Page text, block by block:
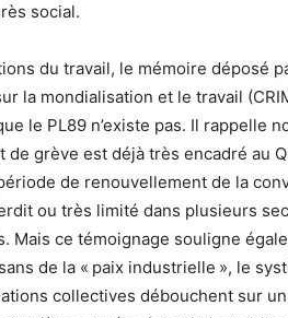
social.
du travail, le mémoire déposé
la mondialisation et le travail
le PL89 n’existe pas. Il rappelle
grève est déjà très encadré au
de renouvellement de la
ou très limité dans plusieurs
Mais ce témoignage souligne
de la « paix industrielle », le
collectives débouchent sur